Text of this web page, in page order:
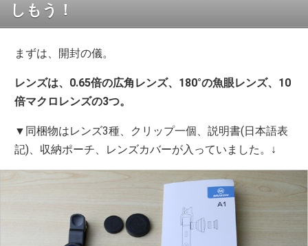
しもう！
まずは、開封の儀。
レンズは、0.65倍の広角レンズ、180°の魚眼レンズ、10
倍マクロレンズの3つ。
▼同梱物はレンズ3種、クリップ一個、説明書(日本語表
記)、収納ポーチ、レンズカバーが入っていました。↓